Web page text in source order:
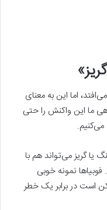
اما این به معنای
ما این واکنش را حتی
یا گریز می‌تواند هم با
نمونه خوبی
است در برابر یک خطر